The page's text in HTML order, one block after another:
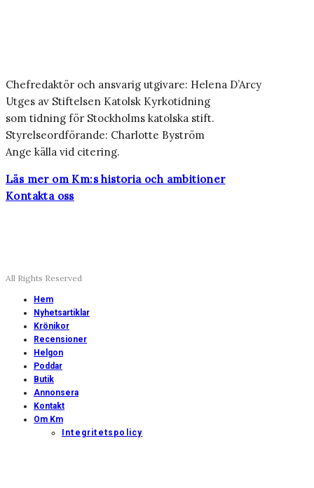
Chefredaktör och ansvarig utgivare: Helena D’Arcy
Utges av Stiftelsen Katolsk Kyrkotidning
som tidning för Stockholms katolska stift.
Styrelseordförande: Charlotte Byström
Ange källa vid citering.
Läs mer om Km:s historia och ambitioner
Kontakta oss
All Rights Reserved
Hem
Nyhetsartiklar
Krönikor
Recensioner
Helgon
Poddar
Butik
Annonsera
Kontakt
Om Km
Integritetspolicy